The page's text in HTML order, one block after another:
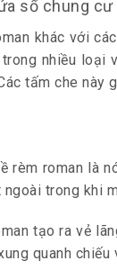
sổ chung cư
khác với
nhiều loại
tấm che này
rèm roman là
trong khi
tạo ra vẻ
quanh